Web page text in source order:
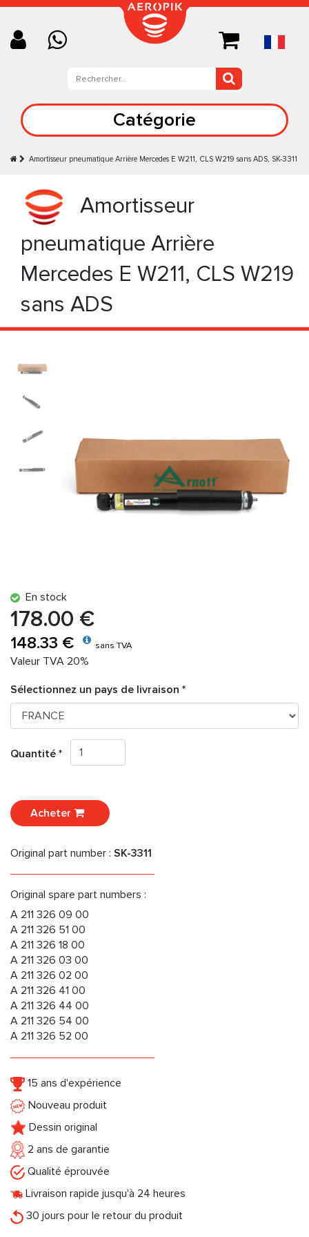
Catégorie
Amortisseur pneumatique Arrière Mercedes E W211, CLS W219 sans ADS, SK-3311
Amortisseur
pneumatique Arrière
Mercedes E W211, CLS W219
sans ADS
En stock
178.00 €
148.33 € sans TVA
Valeur TVA 20%
Sélectionnez un pays de livraison *
Quantité *
Acheter
Original part number : SK-3311
Original spare part numbers :
A 211 326 09 00
A 211 326 51 00
A 211 326 18 00
A 211 326 03 00
A 211 326 02 00
A 211 326 41 00
A 211 326 44 00
A 211 326 54 00
A 211 326 52 00
15 ans d'expérience
Nouveau produit
Dessin original
2 ans de garantie
Qualité éprouvée
Livraison rapide jusqu'à 24 heures
30 jours pour le retour du produit